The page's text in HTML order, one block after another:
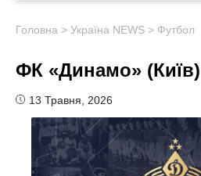
Головна > Україна NEWS > Футбол
ФК «Динамо» (Київ)
13 Травня, 2026